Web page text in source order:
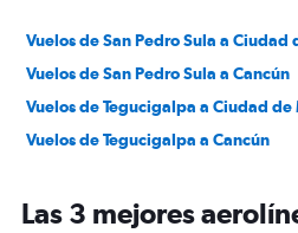
Vuelos de San Pedro Sula a Ciudad
Vuelos de San Pedro Sula a Cancún
Vuelos de Tegucigalpa a Ciudad de
Vuelos de Tegucigalpa a Cancún
Las 3 mejores